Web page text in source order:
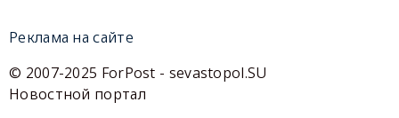
Реклама на сайте
© 2007-2025 ForPost - sevastopol.SU
Новостной портал